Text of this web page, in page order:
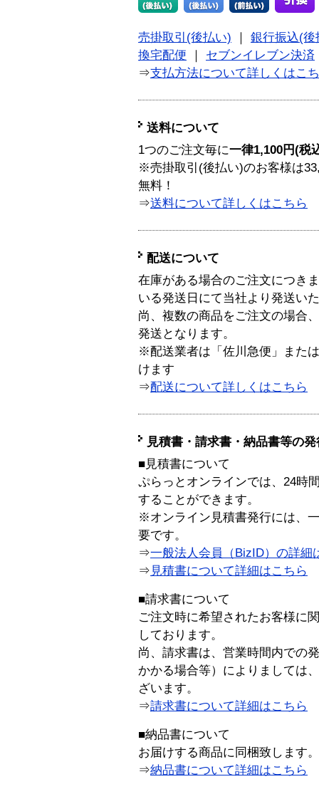
売掛取引(後払い)
銀行振込(後
換宅配便
セブンイレブン決済
⇒支払方法について詳しくはこ
送料について
1つのご注文毎に一律1,100円(税
※売掛取引(後払い)のお客様は
無料！
⇒送料について詳しくはこちら
配送について
在庫がある場合のご注文につき
いる発送日にて当社より発送い
尚、複数の商品をご注文の場合
発送となります。
※配送業者は「佐川急便」また
けます
⇒配送について詳しくはこちら
見積書・請求書・納品書等の
■見積書について
ぷらっとオンラインでは、24時
することができます。
※オンライン見積書発行には、
要です。
⇒一般法人会員（BizID）の詳細
⇒ 見積書について詳細はこちら
■請求書について
ご注文時に希望されたお客様に
しております。
尚、請求書は、営業時間内での
かかる場合等）によりましては
ざいます。
⇒請求書について詳細はこちら
■納品書について
お届けする商品に同梱致します。
⇒納品書について詳細はこちら